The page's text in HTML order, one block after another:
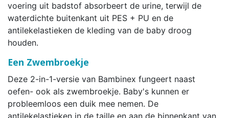
voering uit badstof absorbeert de urine, terwijl de
waterdichte buitenkant uit PES + PU en de
antilekelastieken de kleding van de baby droog
houden.
Een Zwembroekje
Deze 2-in-1-versie van Bambinex fungeert naast
oefen- ook als zwembroekje. Baby's kunnen er
probleemloos een duik mee nemen. De